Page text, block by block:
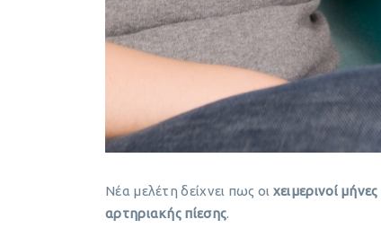
Νέα μελέτη δείχνει πως οι χειμερινοί μήνες
αρτηριακής πίεσης.